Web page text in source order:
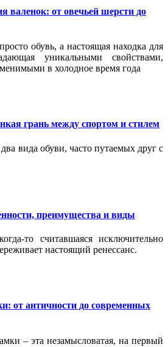
валенок: от овечьей шерсти до
обувь, а настоящая находка для
уникальными свойствами,
в холодное время года
грань между спортом и стилем
вида обуви, часто путаемых друг с
преимущества и виды
то считавшаяся исключительно
настоящий ренессанс.
от античности до современных
– эта незамысловатая, на первый